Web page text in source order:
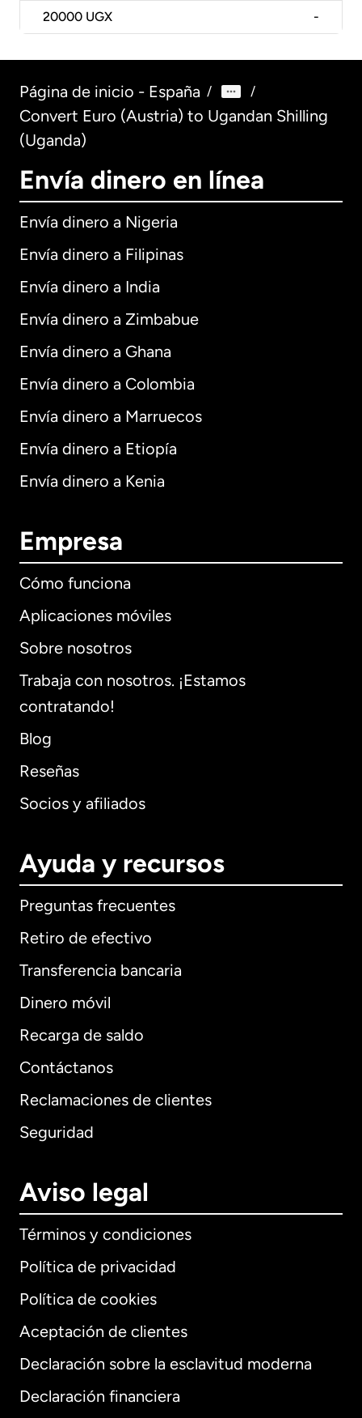
20000 UGX -
Página de inicio - España / /
Convert Euro (Austria) to Ugandan Shilling
(Uganda)
Envía dinero en línea
Envía dinero a Nigeria
Envía dinero a Filipinas
Envía dinero a India
Envía dinero a Zimbabue
Envía dinero a Ghana
Envía dinero a Colombia
Envía dinero a Marruecos
Envía dinero a Etiopía
Envía dinero a Kenia
Empresa
Cómo funciona
Aplicaciones móviles
Sobre nosotros
Trabaja con nosotros. ¡Estamos
contratando!
Blog
Reseñas
Socios y afiliados
Ayuda y recursos
Preguntas frecuentes
Retiro de efectivo
Transferencia bancaria
Dinero móvil
Recarga de saldo
Contáctanos
Reclamaciones de clientes
Seguridad
Aviso legal
Términos y condiciones
Política de privacidad
Política de cookies
Aceptación de clientes
Declaración sobre la esclavitud moderna
Declaración financiera
Internacional English